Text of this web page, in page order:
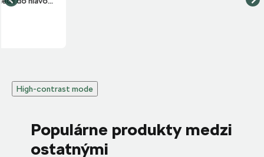
High-contrast mode
Populárne produkty medzi
ostatnými